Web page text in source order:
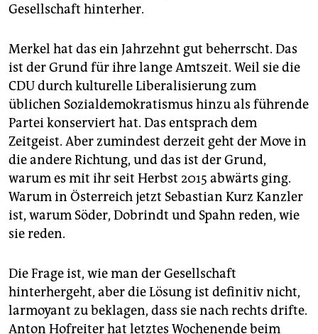
Gesellschaft hinterher.
Merkel hat das ein Jahrzehnt gut beherrscht. Das
ist der Grund für ihre lange Amtszeit. Weil sie die
CDU durch kulturelle Liberalisierung zum
üblichen Sozialdemokratismus hinzu als führende
Partei konserviert hat. Das entsprach dem
Zeitgeist. Aber zumindest derzeit geht der Move in
die andere Richtung, und das ist der Grund,
warum es mit ihr seit Herbst 2015 abwärts ging.
Warum in Österreich jetzt Sebastian Kurz Kanzler
ist, warum Söder, Dobrindt und Spahn reden, wie
sie reden.
Die Frage ist, wie man der Gesellschaft
hinterhergeht, aber die Lösung ist definitiv nicht,
larmoyant zu beklagen, dass sie nach rechts drifte.
Anton Hofreiter hat letztes Wochenende beim